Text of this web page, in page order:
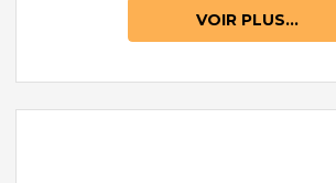
VOIR PLUS...